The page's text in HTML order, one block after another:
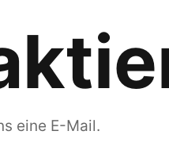
eine E-Mail.